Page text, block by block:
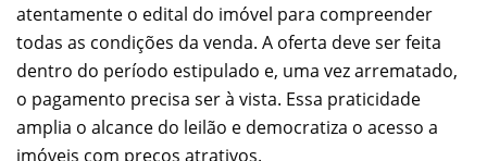
atentamente o edital do imóvel para compreender
todas as condições da venda. A oferta deve ser feita
dentro do período estipulado e, uma vez arrematado,
o pagamento precisa ser à vista. Essa praticidade
amplia o alcance do leilão e democratiza o acesso a
imóveis com preços atrativos.